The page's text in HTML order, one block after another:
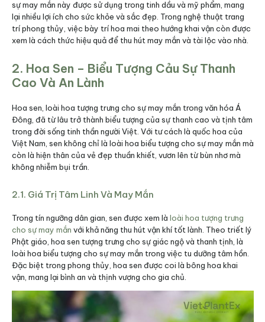
sự may mắn này được sử dụng trong tinh dầu và mỹ phẩm, mang
lại nhiều lợi ích cho sức khỏe và sắc đẹp. Trong nghệ thuật trang
trí phong thủy, việc bày trí hoa mai theo hướng khai vận còn được
xem là cách thức hiệu quả để thu hút may mắn và tài lộc vào nhà.
2. Hoa Sen – Biểu Tượng Cảu Sự Thanh
Cao Và An Lành
Hoa sen, loài hoa tượng trưng cho sự may mắn trong văn hóa Á
Đông, đã từ lâu trở thành biểu tượng của sự thanh cao và tịnh tâm
trong đời sống tinh thần người Việt. Với tư cách là quốc hoa của
Việt Nam, sen không chỉ là loài hoa biểu tượng cho sự may mắn mà
còn là hiện thân của vẻ đẹp thuần khiết, vươn lên từ bùn nhơ mà
không nhiễm bụi trần.
2.1. Giá Trị Tâm Linh Và May Mắn
Trong tín ngưỡng dân gian, sen được xem là loài hoa tượng trưng
cho sự may mắn với khả năng thu hút vận khí tốt lành. Theo triết lý
Phật giáo, hoa sen tượng trưng cho sự giác ngộ và thanh tịnh, là
loài hoa biểu tượng cho sự may mắn trong việc tu dưỡng tâm hồn.
Đặc biệt trong phong thủy, hoa sen được coi là bông hoa khai
vận, mang lại bình an và thịnh vượng cho gia chủ.